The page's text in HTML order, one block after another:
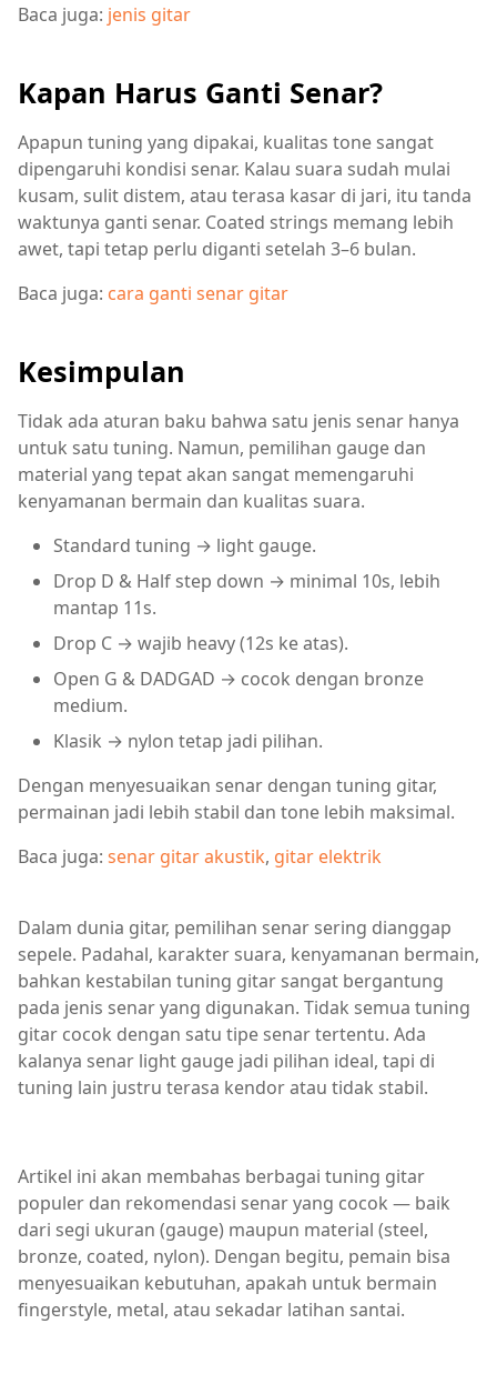
Baca juga: jenis gitar
Kapan Harus Ganti Senar?
Apapun tuning yang dipakai, kualitas tone sangat
dipengaruhi kondisi senar. Kalau suara sudah mulai
kusam, sulit distem, atau terasa kasar di jari, itu tanda
waktunya ganti senar. Coated strings memang lebih
awet, tapi tetap perlu diganti setelah 3–6 bulan.
Baca juga: cara ganti senar gitar
Kesimpulan
Tidak ada aturan baku bahwa satu jenis senar hanya
untuk satu tuning. Namun, pemilihan gauge dan
material yang tepat akan sangat memengaruhi
kenyamanan bermain dan kualitas suara.
Standard tuning → light gauge.
Drop D & Half step down → minimal 10s, lebih
mantap 11s.
Drop C → wajib heavy (12s ke atas).
Open G & DADGAD → cocok dengan bronze
medium.
Klasik → nylon tetap jadi pilihan.
Dengan menyesuaikan senar dengan tuning gitar,
permainan jadi lebih stabil dan tone lebih maksimal.
Baca juga: senar gitar akustik, gitar elektrik
Dalam dunia gitar, pemilihan senar sering dianggap
sepele. Padahal, karakter suara, kenyamanan bermain,
bahkan kestabilan tuning gitar sangat bergantung
pada jenis senar yang digunakan. Tidak semua tuning
gitar cocok dengan satu tipe senar tertentu. Ada
kalanya senar light gauge jadi pilihan ideal, tapi di
tuning lain justru terasa kendor atau tidak stabil.
Artikel ini akan membahas berbagai tuning gitar
populer dan rekomendasi senar yang cocok — baik
dari segi ukuran (gauge) maupun material (steel,
bronze, coated, nylon). Dengan begitu, pemain bisa
menyesuaikan kebutuhan, apakah untuk bermain
fingerstyle, metal, atau sekadar latihan santai.